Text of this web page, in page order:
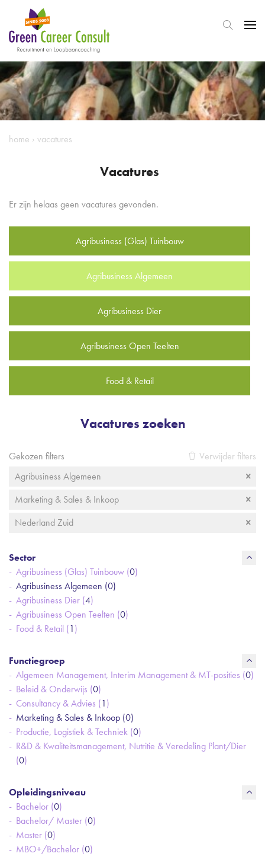
home › vacatures
Vacatures
Er zijn helaas geen vacatures gevonden.
Agribusiness (Glas) Tuinbouw
Agribusiness Algemeen
Agribusiness Dier
Agribusiness Open Teelten
Food & Retail
Vacatures zoeken
Gekozen filters
Verwijder filters
Agribusiness Algemeen
Marketing & Sales & Inkoop
Nederland Zuid
Sector
Agribusiness (Glas) Tuinbouw (0)
Agribusiness Algemeen (0)
Agribusiness Dier (4)
Agribusiness Open Teelten (0)
Food & Retail (1)
Functiegroep
Algemeen Management, Interim Management & MT-posities (0)
Beleid & Onderwijs (0)
Consultancy & Advies (1)
Marketing & Sales & Inkoop (0)
Productie, Logistiek & Techniek (0)
R&D & Kwaliteitsmanagement, Nutritie & Veredeling Plant/Dier
(0)
Opleidingsniveau
Bachelor (0)
Bachelor/ Master (0)
Master (0)
MBO+/Bachelor (0)